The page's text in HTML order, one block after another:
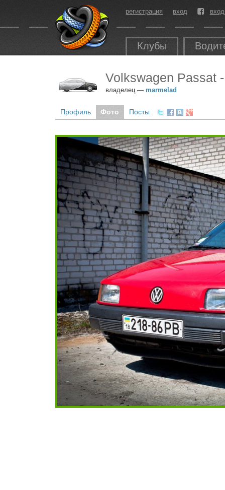
регистрация вход
Клубы
Volkswagen Passat
владелец — marmelad
Профиль Фото Посты